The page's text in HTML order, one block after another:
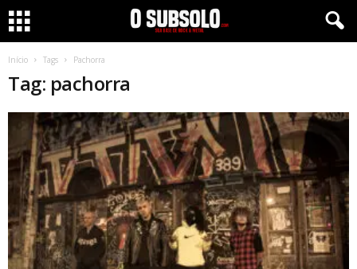
Início Tags Pachorra
Tag: pachorra